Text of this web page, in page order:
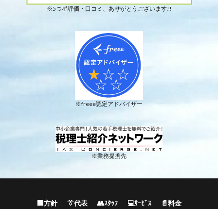
※5つ星評価・口コミ、ありがとうございます!!
※freee認定アドバイザー
※業務提携先
🏢方針 👔代表 👥ｽﾀｯﾌ 💻ｻｰﾋﾞｽ
📄料金